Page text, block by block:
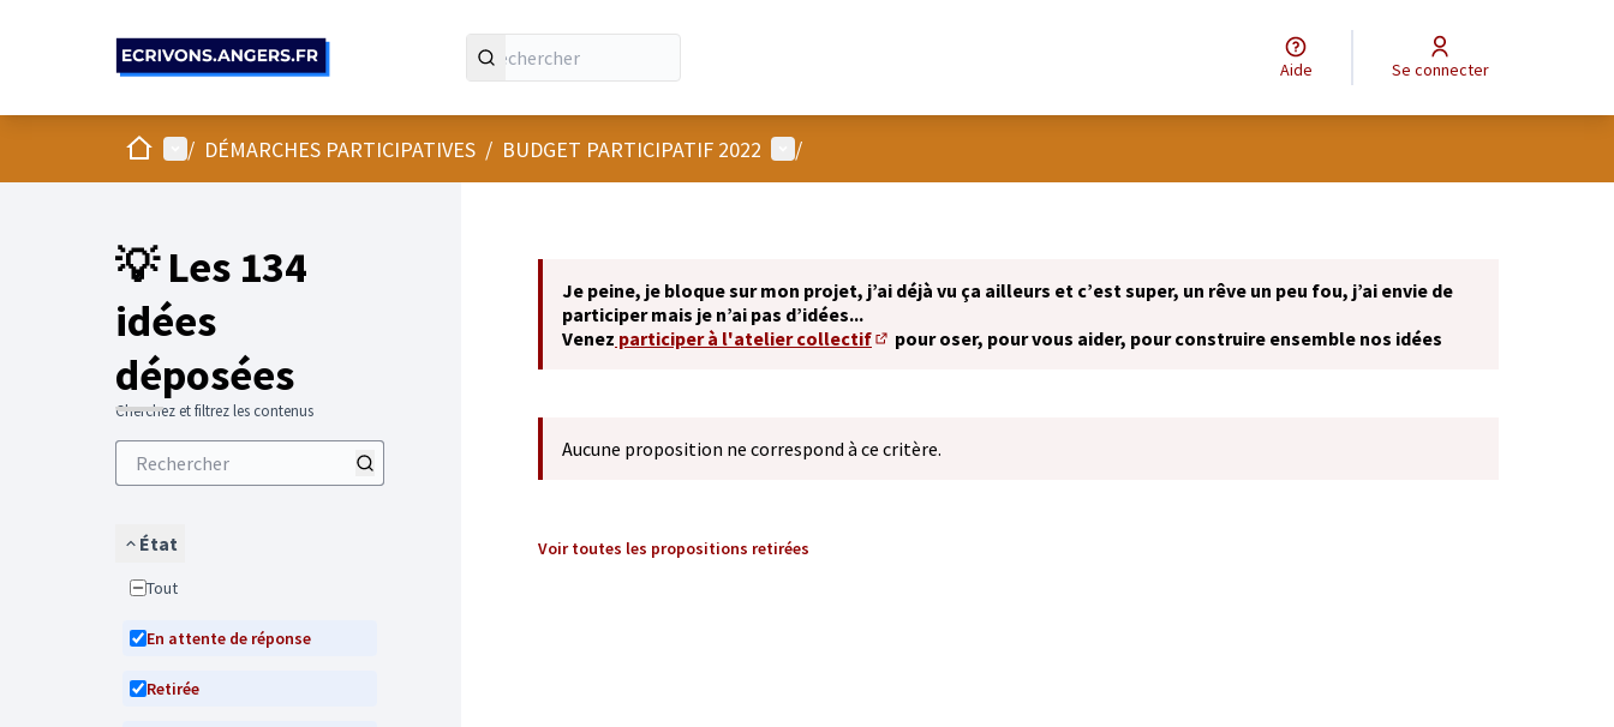
Aide Se connecter
AccueilMenu principal
/ DÉMARCHES PARTICIPATIVES / BUDGET PARTICIPATIF 2022 Menu utilisateur
/
💡 Les 134
idées
déposées
Cherchez et filtrez les contenus
État
Tout
En attente de réponse
Retirée
Je peine, je bloque sur mon projet, j’ai déjà vu ça ailleurs et c’est super, un rêve un peu fou, j’ai envie de
participer mais je n’ai pas d’idées...
Venez participer à l'atelier collectif
(S'ouvre dans un nouvel onglet)
pour oser, pour vous aider, pour construire ensemble nos idées
Aucune proposition ne correspond à ce critère.
Voir toutes les propositions retirées